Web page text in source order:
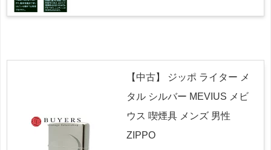
【中古】 ジッポ ライター メ
タル シルバー MEVIUS メビ
ウス 喫煙具 メンズ 男性
ZIPPO